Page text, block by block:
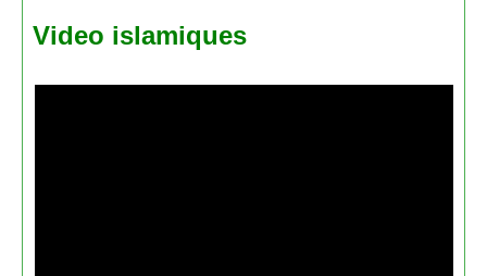
Video islamiques